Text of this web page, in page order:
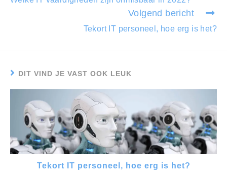
Volgend bericht
Tekort IT personeel, hoe erg is het?
DIT VIND JE VAST OOK LEUK
Tekort IT personeel, hoe erg is het?